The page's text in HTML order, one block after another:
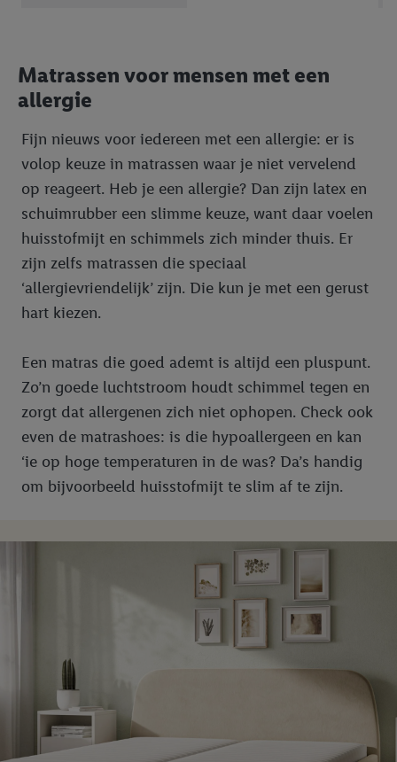
Matrassen voor mensen met een
allergie
Fijn nieuws voor iedereen met een allergie: er is
volop keuze in matrassen waar je niet vervelend
op reageert. Heb je een allergie? Dan zijn latex en
schuimrubber een slimme keuze, want daar voelen
huisstofmijt en schimmels zich minder thuis. Er
zijn zelfs matrassen die speciaal
‘allergievriendelijk’ zijn. Die kun je met een gerust
hart kiezen.
Een matras die goed ademt is altijd een pluspunt.
Zo’n goede luchtstroom houdt schimmel tegen en
zorgt dat allergenen zich niet ophopen. Check ook
even de matrashoes: is die hypoallergeen en kan
‘ie op hoge temperaturen in de was? Da’s handig
om bijvoorbeeld huisstofmijt te slim af te zijn.